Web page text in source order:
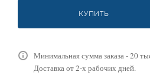
КУПИТЬ
Минимальная сумма заказа - 20
Доставка от 2-х рабочих дней.